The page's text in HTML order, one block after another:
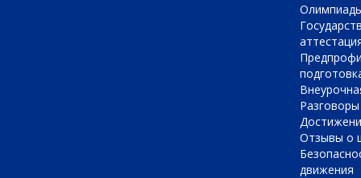
Отзывы о
движения